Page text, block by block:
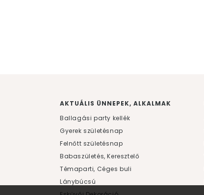
AKTUÁLIS ÜNNEPEK, ALKALMAK
Ballagási party kellék
Gyerek születésnap
Felnőtt születésnap
Babaszületés, Keresztelő
Témaparti, Céges buli
Lánybúcsú